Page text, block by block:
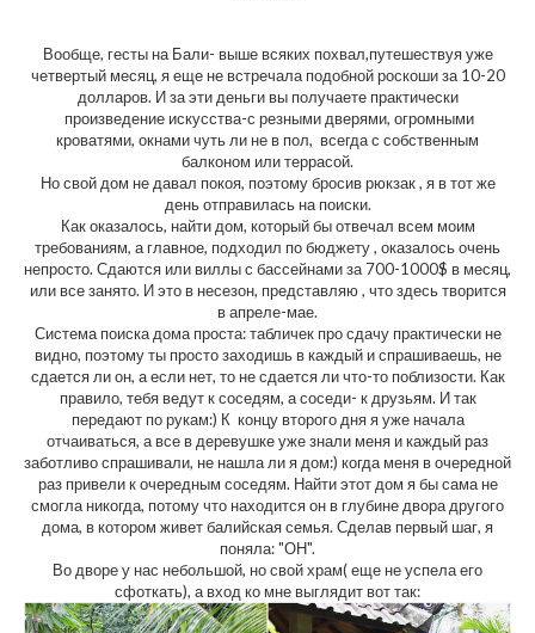
Вообще, гесты на Бали- выше всяких похвал,путешествуя уже
четвертый месяц, я еще не встречала подобной роскоши за 10-20
долларов. И за эти деньги вы получаете практически
произведение искусства-с резными дверями, огромными
кроватями, окнами чуть ли не в пол, всегда с собственным
балконом или террасой.
Но свой дом не давал покоя, поэтому бросив рюкзак , я в тот же
день отправилась на поиски.
Как оказалось, найти дом, который бы отвечал всем моим
требованиям, а главное, подходил по бюджету , оказалось очень
непросто. Сдаются или виллы с бассейнами за 700-1000$ в месяц,
или все занято. И это в несезон, представляю , что здесь творится
в апреле-мае.
Система поиска дома проста: табличек про сдачу практически не
видно, поэтому ты просто заходишь в каждый и спрашиваешь, не
сдается ли он, а если нет, то не сдается ли что-то поблизости. Как
правило, тебя ведут к соседям, а соседи- к друзьям. И так
передают по рукам:) К концу второго дня я уже начала
отчаиваться, а все в деревушке уже знали меня и каждый раз
заботливо спрашивали, не нашла ли я дом:) когда меня в очередной
раз привели к очередным соседям. Найти этот дом я бы сама не
смогла никогда, потому что находится он в глубине двора другого
дома, в котором живет балийская семья. Сделав первый шаг, я
поняла: "ОН".
Во дворе у нас небольшой, но свой храм( еще не успела его
сфоткать), а вход ко мне выглядит вот так: